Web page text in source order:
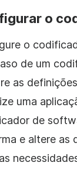
o
o
de um
as
uma
de
e altere as